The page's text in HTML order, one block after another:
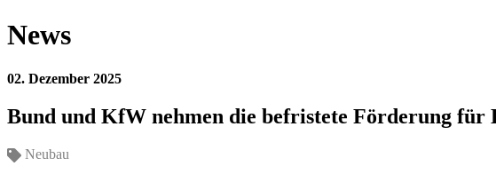
News
02. Dezember 2025
Bund und KfW nehmen die befristete Förderung für
Neubau